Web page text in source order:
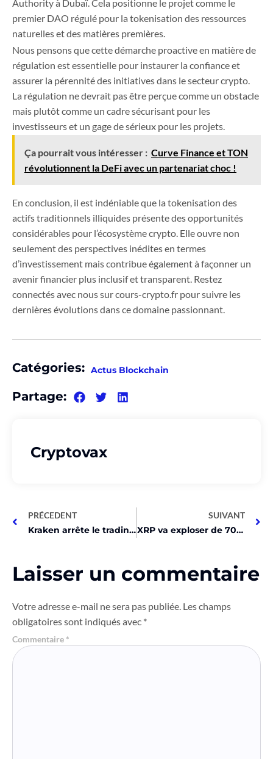
Authority à Dubaï. Cela positionne le projet comme le
premier DAO régulé pour la tokenisation des ressources
naturelles et des matières premières.
Nous pensons que cette démarche proactive en matière de
régulation est essentielle pour instaurer la confiance et
assurer la pérennité des initiatives dans le secteur crypto.
La régulation ne devrait pas être perçue comme un obstacle
mais plutôt comme un cadre sécurisant pour les
investisseurs et un gage de sérieux pour les projets.
Ça pourrait vous intéresser : Curve Finance et TON
révolutionnent la DeFi avec un partenariat choc !
En conclusion, il est indéniable que la tokenisation des
actifs traditionnels illiquides présente des opportunités
considérables pour l’écosystème crypto. Elle ouvre non
seulement des perspectives inédites en termes
d’investissement mais contribue également à façonner un
avenir financier plus inclusif et transparent. Restez
connectés avec nous sur cours-crypto.fr pour suivre les
dernières évolutions dans ce domaine passionnant.
Catégories: Actus Blockchain
Partage:
Cryptovax
PRÉCEDENT
Kraken arrête le trading Monero en Irlande et Belgique!
SUIVANT
XRP va exploser de 70% après le halving de Bitcoin !
Laisser un commentaire
Votre adresse e-mail ne sera pas publiée. Les champs
obligatoires sont indiqués avec *
Commentaire *